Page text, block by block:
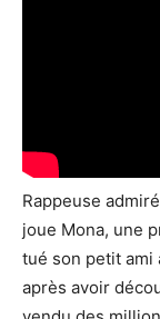
Rappeuse
joue Mona, une
tué son petit ami
après avoir